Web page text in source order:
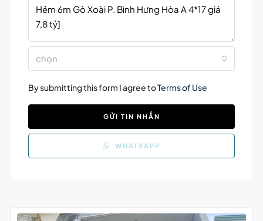
chọn
By submitting this form I agree toTerms of Use
GỬI TIN NHẮN
WHATSAPP